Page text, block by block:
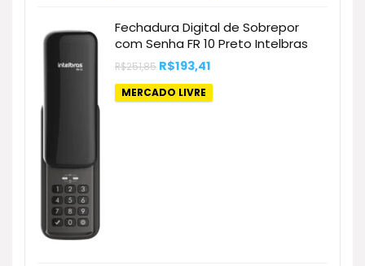
Fechadura Digital de Sobrepor
com Senha FR 10 Preto Intelbras
R$251,85 O
original
era:
R$193,41
atual
é:
MERCADO LIVRE